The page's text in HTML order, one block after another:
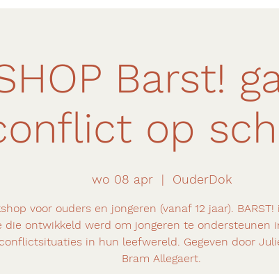
Barst!
op
wo 08 apr
  |
OuderDok
voor ouders en jongeren (vanaf 12 jaar).
die ontwikkeld werd om jongeren te ondersteunen
in hun leefwereld. Gegeven door
Bram Allegaert.